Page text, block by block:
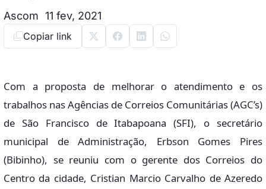
Ascom 11 fev, 2021
Copiar link
Com a proposta de melhorar o atendimento e os
trabalhos nas Agências de Correios Comunitárias (AGC’s)
de São Francisco de Itabapoana (SFI), o secretário
municipal de Administração, Erbson Gomes Pires
(Bibinho), se reuniu com o gerente dos Correios do
Centro da cidade, Cristian Marcio Carvalho de Azeredo